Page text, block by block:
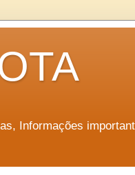
Informações